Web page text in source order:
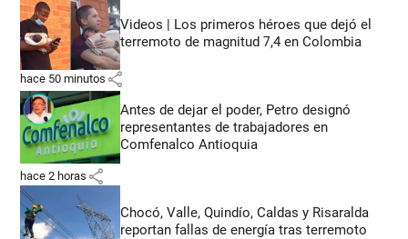
Videos | Los primeros héroes que dejó el
terremoto de magnitud 7,4 en Colombia
hace 50 minutos share
Antes de dejar el poder, Petro designó
representantes de trabajadores en
Comfenalco Antioquia
hace 2 horas share
Chocó, Valle, Quindío, Caldas y Risaralda
reportan fallas de energía tras terremoto